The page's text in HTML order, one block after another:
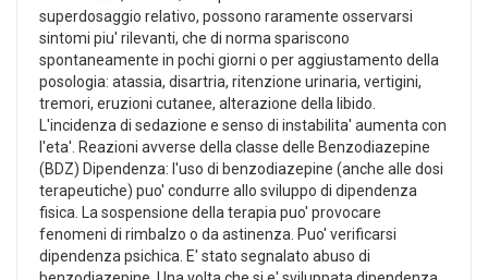
superdosaggio relativo, possono raramente osservarsi
sintomi piu' rilevanti, che di norma spariscono
spontaneamente in pochi giorni o per aggiustamento della
posologia: atassia, disartria, ritenzione urinaria, vertigini,
tremori, eruzioni cutanee, alterazione della libido.
L'incidenza di sedazione e senso di instabilita' aumenta con
l'eta'. Reazioni avverse della classe delle Benzodiazepine
(BDZ) Dipendenza: l'uso di benzodiazepine (anche alle dosi
terapeutiche) puo' condurre allo sviluppo di dipendenza
fisica. La sospensione della terapia puo' provocare
fenomeni di rimbalzo o da astinenza. Puo' verificarsi
dipendenza psichica. E' stato segnalato abuso di